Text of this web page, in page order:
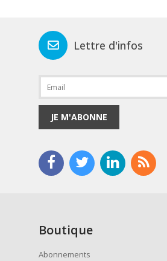
Lettre d'infos
JE M'ABONNE
Boutique
Abonnements